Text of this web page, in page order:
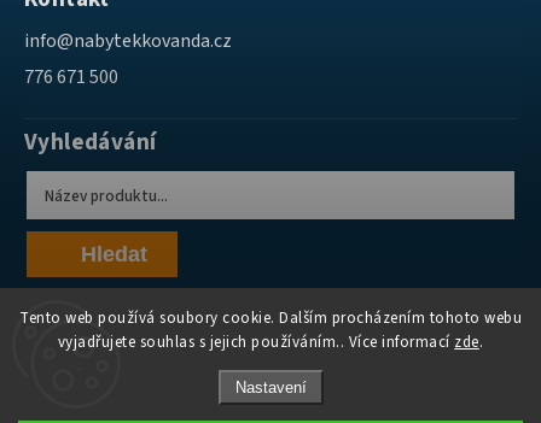
Tento web používá soubory cookie. Dalším procházením tohoto webu
vyjadřujete souhlas s jejich používáním.. Více informací zde.
Nastavení
info@nabytekkovanda.cz
776 671 500
Vyhledávání
Hledat